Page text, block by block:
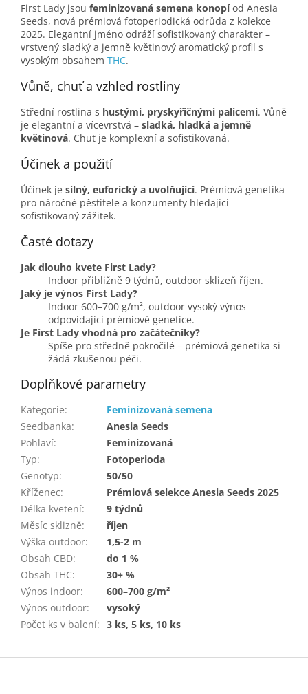
First Lady jsou feminizovaná semena konopíod Anesia
Seeds, nová prémiová fotoperiodická odrůda z kolekce
2025. Elegantní jméno odráží sofistikovaný charakter –
vrstvený sladký a jemně květinový aromatický profil s
vysokým obsahem THC.
Vůně, chuť a vzhled rostliny
Střední rostlina s hustými, pryskyřičnými palicemi. Vůně
je elegantní a vícevrstvá – sladká, hladká a jemně
květinová. Chuť je komplexní a sofistikovaná.
Účinek a použití
Účinek je silný, euforický a uvolňující. Prémiová genetika
pro náročné pěstitele a konzumenty hledající
sofistikovaný zážitek.
Časté dotazy
Jak dlouho kvete First Lady?
Indoor přibližně 9 týdnů, outdoor sklizeň říjen.
Jaký je výnos First Lady?
Indoor 600–700 g/m², outdoor vysoký výnos
odpovídající prémiové genetice.
Je First Lady vhodná pro začátečníky?
Spíše pro středně pokročilé – prémiová genetika si
žádá zkušenou péči.
Doplňkové parametry
Kategorie:
Feminizovaná semena
Seedbanka:
Anesia Seeds
Pohlaví:
Feminizovaná
Typ:
Fotoperioda
Genotyp:
50/50
Kříženec:
Prémiová selekce Anesia Seeds 2025
Délka kvetení:
9 týdnů
Měsíc sklizně:
říjen
Výška outdoor:
1,5-2 m
Obsah CBD:
do 1 %
Obsah THC:
30+ %
Výnos indoor:
600–700 g/m²
Výnos outdoor:
vysoký
Počet ks v balení: 3 ks, 5 ks, 10 ks
Z